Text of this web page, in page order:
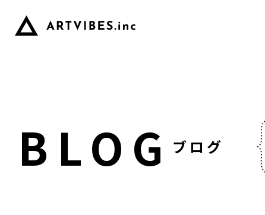
BLOG ブログ